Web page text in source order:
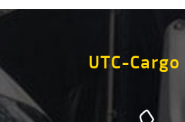
UTC-Cargo